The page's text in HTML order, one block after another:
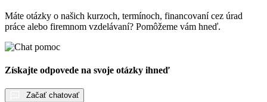
Máte otázky o našich kurzoch, termínoch, financovaní cez úrad
práce alebo firemnom vzdelávaní? Pomôžeme vám hneď.
Získajte odpovede na svoje otázky ihneď
Začať chatovať